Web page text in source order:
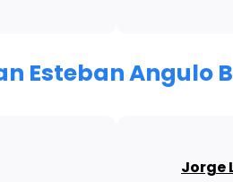
Esteban Angulo
Jorge